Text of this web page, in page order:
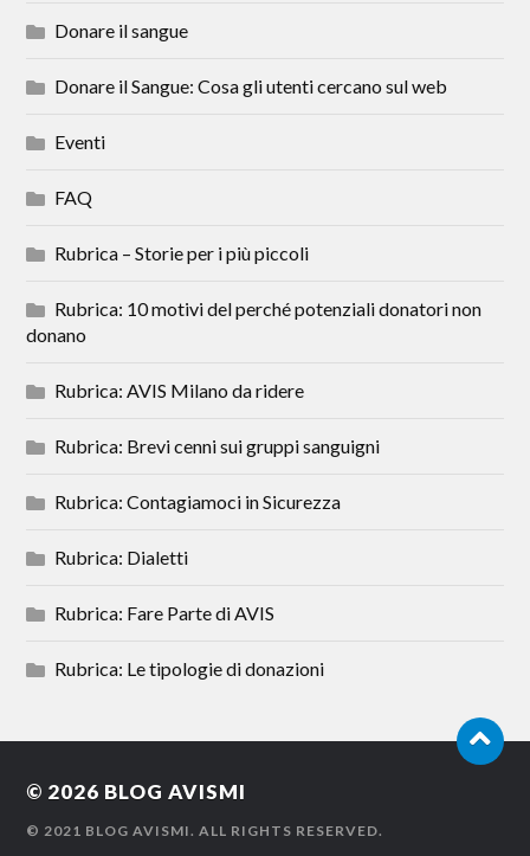
Donare il sangue
Donare il Sangue: Cosa gli utenti cercano sul web
Eventi
FAQ
Rubrica – Storie per i più piccoli
Rubrica: 10 motivi del perché potenziali donatori non
donano
Rubrica: AVIS Milano da ridere
Rubrica: Brevi cenni sui gruppi sanguigni
Rubrica: Contagiamoci in Sicurezza
Rubrica: Dialetti
Rubrica: Fare Parte di AVIS
Rubrica: Le tipologie di donazioni
© 2026 BLOG AVISMI
© 2021 BLOG AVISMI. ALL RIGHTS RESERVED.